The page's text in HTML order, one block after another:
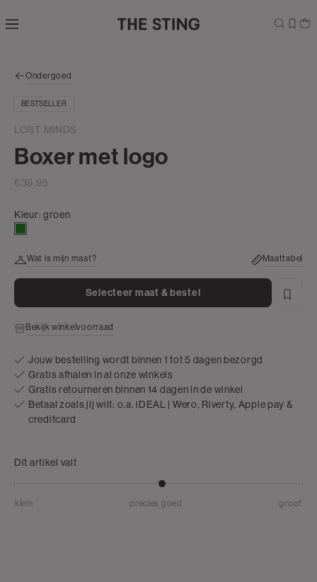
direct naar
zoekbalk
naar de
Ondergoed
BESTSELLER
LOST MINDS
Boxer met logo
€39.95
Kleur:groen
Wat is mijn maat? Maattabel
Selecteer maat & bestel
Bekijk winkelvoorraad
Jouw bestelling wordt binnen 1 tot 5 dagen bezorgd
Gratis afhalen in al onze winkels
Gratis retourneren binnen 14 dagen in de winkel
Betaal zoals jij wilt: o.a. iDEAL | Wero, Riverty, Apple pay &
creditcard
Dit artikel valt
klein precies goed groot